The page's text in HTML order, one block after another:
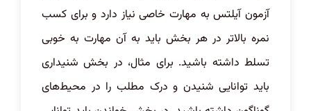
آزمون آیلتس به مهارت خاصی نیاز دارد و برای کسب
نمره بالاتر در هر بخش باید به آن مهارت به خوبی
تسلط داشته باشید. برای مثال، در بخش شنیداری
باید توانایی شنیدن و درک مطلب را در محیط‌های